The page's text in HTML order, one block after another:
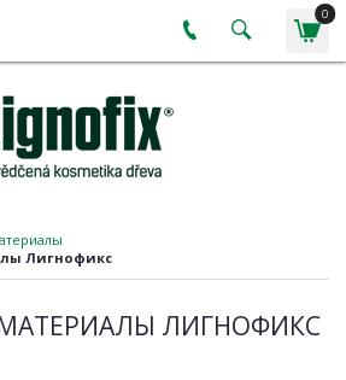
0
Лигнофикс
ЛИГНОФИКС